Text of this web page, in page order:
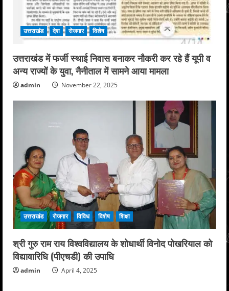
उत्तराखंड देश रोजगार विशेष
उत्तराखंड में फर्जी स्थाई निवास बनाकर नौकरी कर रहे हैं यूपी व
अन्य राज्यों के युवा, नैनीताल में सामने आया मामला
admin November 22, 2025
उत्तराखंड रोजगार विविध विशेष शिक्षा
श्री गुरु राम राय विश्वविद्यालय के शोधार्थी विनोद पोखरियाल को
विद्यावारिधि (पीएचडी) की उपाधि
admin April 4, 2025